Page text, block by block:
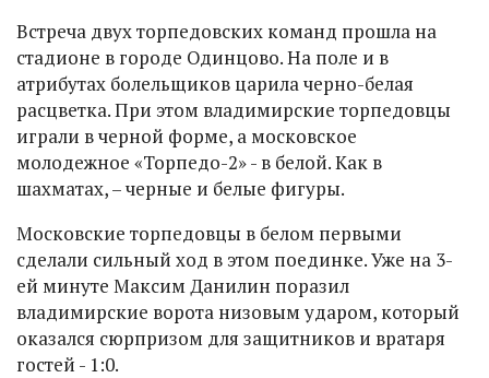
Встреча двух торпедовских команд прошла на
стадионе в городе Одинцово. На поле и в
атрибутах болельщиков царила черно-белая
расцветка. При этом владимирские торпедовцы
играли в черной форме, а московское
молодежное «Торпедо-2» - в белой. Как в
шахматах, – черные и белые фигуры.
Московские торпедовцы в белом первыми
сделали сильный ход в этом поединке. Уже на 3-
ей минуте Максим Данилин поразил
владимирские ворота низовым ударом, который
оказался сюрпризом для защитников и вратаря
гостей - 1:0.